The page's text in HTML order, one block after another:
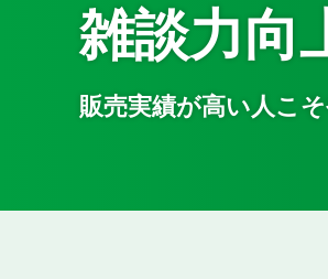
雑談力向
販売実績が高い人こ